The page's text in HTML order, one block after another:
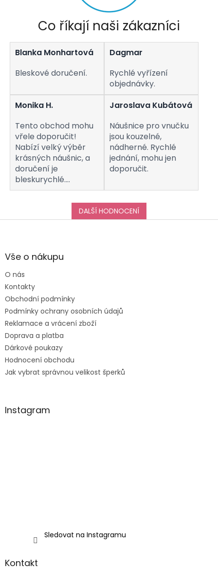
Co říkají naši zákazníci
Blanka Monhartová
Bleskové doručení.
Dagmar
Rychlé vyřízení
objednávky.
Monika H.
Tento obchod mohu
vřele doporučit!
Nabízí velký výběr
krásných náušnic, a
doručení je
bleskurychlé.
Komunikaci s
obchodem hodnotím
taktéž na jedničku!
Děkuji za vše, a určitě
Jaroslava Kubátová
Náušnice pro vnučku
jsou kouzelné,
nádherné. Rychlé
jednání, mohu jen
doporučit.
DALŠÍ HODNOCENÍ
Z
aVše o nákupu
O nás
Kontakty
Obchodní podmínky
Podmínky ochrany osobních údajů
Reklamace a vrácení zboží
Doprava a platba
Dárkové poukazy
Hodnocení obchodu
Jak vybrat správnou velikost šperků
Instagram
Sledovat na Instagramu
Kontakt